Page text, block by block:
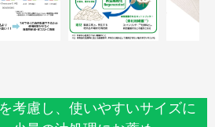
考慮し、使いやすいサイズに